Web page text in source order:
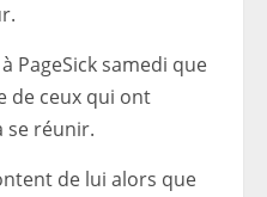
PageSick samedi que
de ceux qui ont
se réunir.
de lui alors que